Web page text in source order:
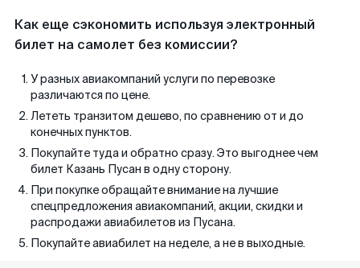
Как еще сэкономить используя электронный
билет на самолет без комиссии?
У разных авиакомпаний услуги по перевозке
различаются по цене.
Лететь транзитом дешево, по сравнению от и до
конечных пунктов.
Покупайте туда и обратно сразу. Это выгоднее чем
билет Казань Пусан в одну сторону.
При покупке обращайте внимание на лучшие
спецпредложения авиакомпаний, акции, скидки и
распродажи авиабилетов из Пусана.
Покупайте авиабилет на неделе, а не в выходные.